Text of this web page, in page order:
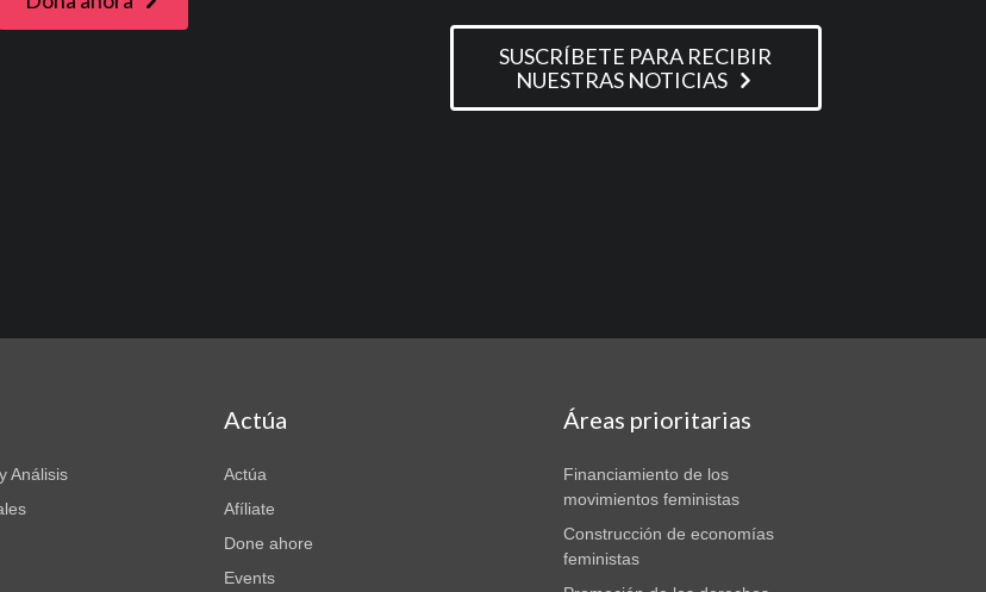
SUSCRÍBETE PARA RECIBIR
NUESTRAS NOTICIAS
Análisis
Actúa
Actúa
Afíliate
Done ahore
Events
Áreas prioritarias
Financiamiento de los
movimientos feministas
Construcción de economías
feministas